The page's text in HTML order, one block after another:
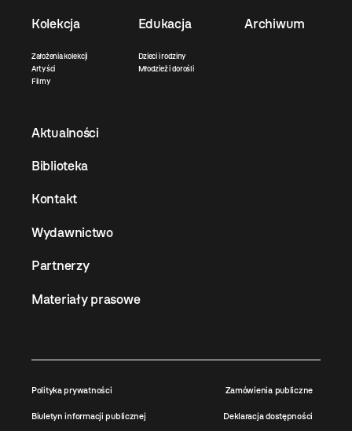
Kolekcja
Założenia kolekcji
Artyści
Filmy
Edukacja
Dzieci i rodziny
Młodzież i dorośli
Archiwum
Aktualności
Biblioteka
Kontakt
Wydawnictwo
Partnerzy
Materiały prasowe
Polityka prywatności Zamówienia publiczne
Biuletyn informacji publicznej Deklaracja dostępności